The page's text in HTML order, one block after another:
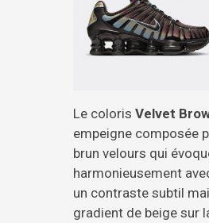
Le coloris Velvet
empeigne composée
brun velours qui
harmonieusement
un contraste subtil
gradient de beige sur